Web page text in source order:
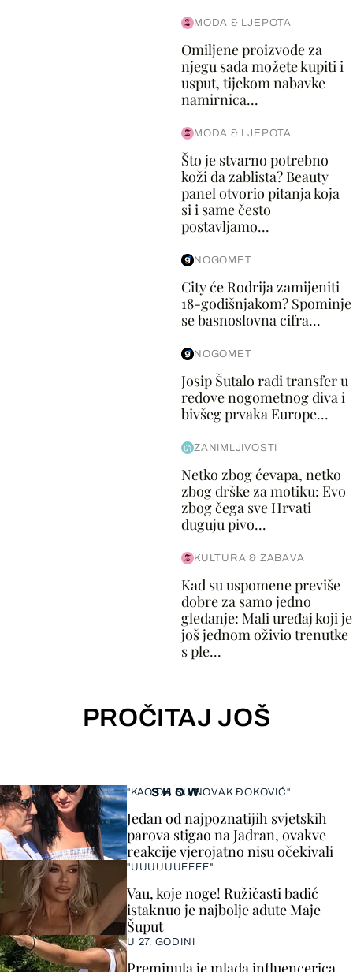
MODA & LJEPOTA
Omiljene proizvode za
njegu sada možete kupiti i
usput, tijekom nabavke
namirnica...
MODA & LJEPOTA
Što je stvarno potrebno
koži da zablista? Beauty
panel otvorio pitanja koja
si i same često
postavljamo...
NOGOMET
City će Rodrija zamijeniti
18-godišnjakom? Spominje
se basnoslovna cifra...
NOGOMET
Josip Šutalo radi transfer u
redove nogometnog diva i
bivšeg prvaka Europe...
ZANIMLJIVOSTI
Netko zbog ćevapa, netko
zbog drške za motiku: Evo
zbog čega sve Hrvati
duguju pivo...
KULTURA & ZABAVA
Kad su uspomene previše
dobre za samo jedno
gledanje: Mali uređaj koji je
još jednom oživio trenutke
s ple...
PROČITAJ JOŠ
SHOW
"KAO DA SU NOVAK ĐOKOVIĆ"
Jedan od najpoznatijih svjetskih
parova stigao na Jadran, ovakve
reakcije vjerojatno nisu očekivali
"UUUUUUFFFF"
Vau, koje noge! Ružičasti badić
istaknuo je najbolje adute Maje
Šuput
U 27. GODINI